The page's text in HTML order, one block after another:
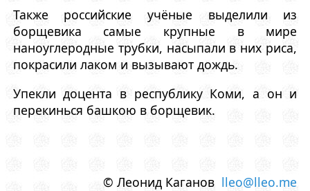
Также российские учёные выделили из
борщевика самые крупные в мире
наноуглеродные трубки, насыпали в них риса,
покрасили лаком и вызывают дождь.
Упекли доцента в республику Коми, а он и
перекинься башкою в борщевик.
© Леонид Каганов lleo@lleo.me